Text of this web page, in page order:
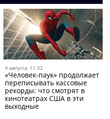
9 августа, 11:32
«Человек-паук» продолжает
переписывать кассовые
рекорды: что смотрят в
кинотеатрах США в эти
выходные